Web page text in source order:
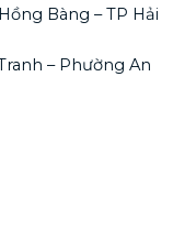
Bàng – TP Hải
– Phường An